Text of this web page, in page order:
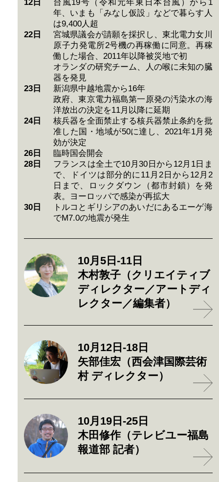
12日
台風19号（令和元年東日本台風）から1
年、いまも「みなし仮設」などで暮らす人
は9,400人超
22日
宮城県議会が請願を採択し、東北電力女川
原子力発電所2号機の再稼働に同意。再稼
働した場合、2011年以降被災地で初
オランダの研究チーム、人の喉に未知の臓
器を発見
23日
新潟県中越地震から16年
政府、東京電力福島第一原発の汚染水の海
洋放出の決定を11月以降に延期
24日
核兵器を全面禁止する核兵器禁止条約を批
准した国・地域が50に達し、2021年1月発
効が決定
26日
臨時国会開会
28日
フランスは全土で10月30日から12月1日ま
で、ドイツは部分的に11月2日から12月2
日まで、ロックダウン（都市封鎖）を発
表。ヨーロッパで感染が再拡大
30日
トルコとギリシアのあいだにあるエーゲ海
でM7.0の地震が発生
10月5日-11日
木村敦子（クリエイティブ
ディレクター／アートディ
レクター／編集者）
10月12日-18日
矢部佳宏（西会津国際芸術
村 ディレクター）
10月19日-25日
木田修作（テレビユー福島
報道部 記者）